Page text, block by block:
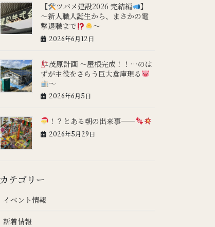
【 ツバメ建設2026 完結編
】
～新人職人誕生から、まさかの電
撃退職まで
～
2026年6月12日
茂原計画 ～屋根完成！！…のは
ずが主役をさらう巨大倉庫現る
～
2026年6月5日
！？とある朝の出来事——
2026年5月29日
カテゴリー
イベント情報
新着情報